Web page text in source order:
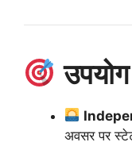
अवसर पर